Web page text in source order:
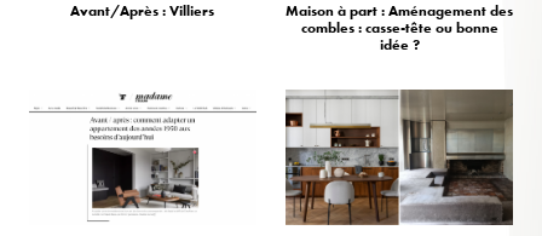
Avant/Après : Villiers
Maison à part : Aménagement des
combles : casse-tête ou bonne
idée ?